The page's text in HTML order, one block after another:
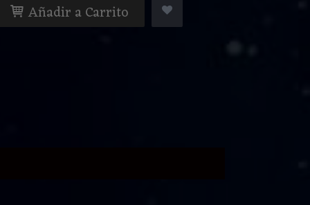
Añadir a Carrito